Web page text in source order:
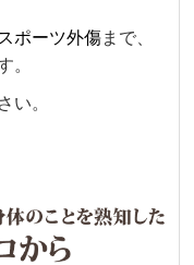
ポーツ外傷まで、
。
い。